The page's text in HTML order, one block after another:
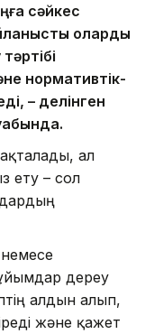
сәйкес
оларды
нормативтік-
– делінген
ал
ету – сол
дереу
алдын алып,
және қажет